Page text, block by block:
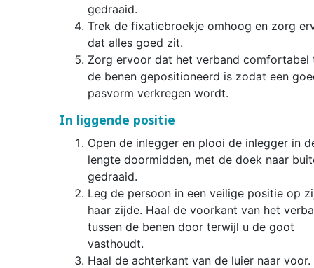
gedraaid.
Trek de fixatiebroekje omhoog en zorg
dat alles goed zit.
Zorg ervoor dat het verband comfortabel
de benen gepositioneerd is zodat een
pasvorm verkregen wordt.
In liggende positie
Open de inlegger en plooi de inlegger in
lengte doormidden, met de doek naar
gedraaid.
Leg de persoon in een veilige positie op
haar zijde. Haal de voorkant van het
tussen de benen door terwijl u de goot
vasthoudt.
Haal de achterkant van de luier naar voor.